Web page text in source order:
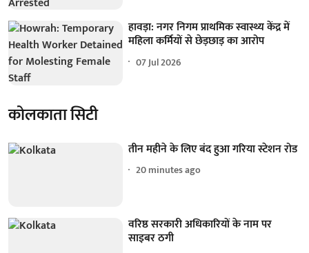
हावड़ा: नगर निगम प्राथमिक स्वास्थ्य केंद्र में
महिला कर्मियों से छेड़छाड़ का आरोप
07 Jul 2026
कोलकाता सिटी
तीन महीने के लिए बंद हुआ गरिया स्टेशन रोड
20 minutes ago
वरिष्ठ सरकारी अधिकारियों के नाम पर
साइबर ठगी